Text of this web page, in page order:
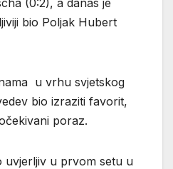
bio Poljak Hubert
u vrhu svjetskog
bio izraziti favorit,
poraz.
uvjerljiv u prvom setu u